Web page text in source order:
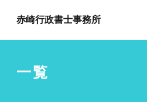
赤崎行政書士事務所
一覧